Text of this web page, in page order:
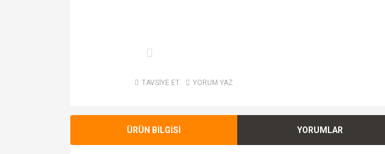
TAVSİYE ET YORUM YAZ
ÜRÜN BİLGİSİ YORUMLAR